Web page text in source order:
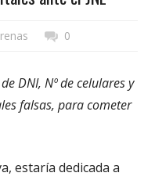
0
DNI, Nº de celulares y
falsas, para cometer
estaría dedicada a